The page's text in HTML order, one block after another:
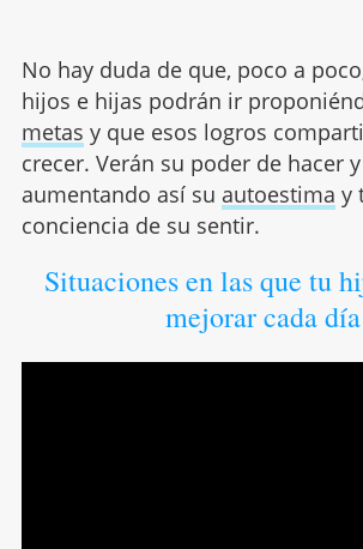
No hay duda de que, poco a
hijos e hijas podrán ir
metas y que esos logros
crecer. Verán su poder de hacer
aumentando así su autoestima y
conciencia de su sentir.
Situaciones en las que tu
mejorar cada día